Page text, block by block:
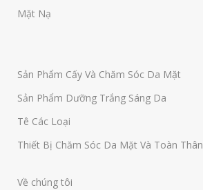
Mặt Nạ
Sản Phẩm Cấy Và Chăm Sóc Da Mặt
Sản Phẩm Dưỡng Trắng Sáng Da
Tê Các Loại
Thiết Bị Chăm Sóc Da Mặt Và Toàn Thân
Về chúng tôi